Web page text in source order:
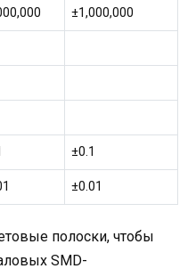
±1,000,000
±0.1
±0.01
полоски, чтобы
SMD-